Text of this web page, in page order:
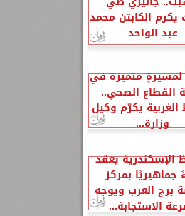
يكرم الكابتن محمد
عبد الواحد
لمسيرةٍ متميزة في
القطاع الصحي..
يكرّم وكيل
وزارة...
الإسكندرية يعقد
جماهيريًا بمركز
برج العرب ويوجه
الاستجابة...